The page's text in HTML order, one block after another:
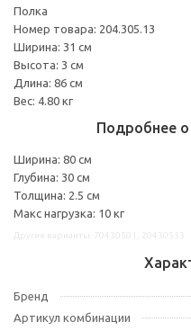
Полка
Номер товара: 204.305.13
Ширина: 31 см
Высота: 3 см
Длина: 86 см
Вес: 4.80 кг
Подробнее
Ширина: 80 см
Глубина: 30 см
Толщина: 2.5 см
Макс нагрузка: 10 кг
Бренд
Артикул комбинации